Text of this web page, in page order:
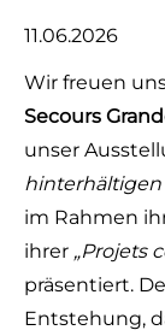
11.06.2026
Wir freuen
Secours
unser
hinterhältigen
im Rahmen
ihrer „Projets
präsentiert.
Entstehung,